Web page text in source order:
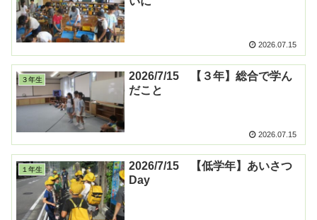
2026.07.15
３年生
2026/7/15 【３年】総合で学ん
だこと
2026.07.15
１年生
2026/7/15 【低学年】あいさつ
Day